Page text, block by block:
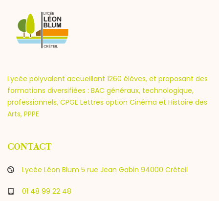
Lycée polyvalent accueillant 1260 élèves, et proposant des
formations diversifiées : BAC généraux, technologique,
professionnels, CPGE Lettres option Cinéma et Histoire des
Arts, PPPE
CONTACT
Lycée Léon Blum 5 rue Jean Gabin 94000 Créteil
01 48 99 22 48